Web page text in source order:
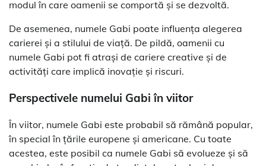
modul în care oamenii se comportă și se dezvoltă.
De asemenea, numele Gabi poate influența alegerea
carierei și a stilului de viață. De pildă, oamenii cu
numele Gabi pot fi atrași de cariere creative și de
activități care implică inovație și riscuri.
Perspectivele numelui Gabi în viitor
În viitor, numele Gabi este probabil să rămână popular,
în special în țările europene și americane. Cu toate
acestea, este posibil ca numele Gabi să evolueze și să